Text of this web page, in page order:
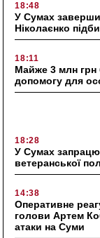
18:48
У Сумах
Ніколаєнко
18:11
Майже 3 млн грн
допомогу для
18:28
У Сумах
ветеранської
14:38
Оперативне
голови Артем
атаки на Суми